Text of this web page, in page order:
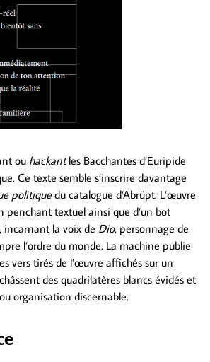
ou hackantles Bacchantes d’Euripide
Ce texte semble s’inscrire davantage
politiquedu catalogue d’Abrüpt. L’œuvre
penchant textuel ainsi que d’un bot
, incarnant la voix de Dio, personnage de
l’ordre du monde. La machine publie
vers tirés de l’œuvre affichés sur un
des quadrilatères blancs évidés et
organisation discernable.